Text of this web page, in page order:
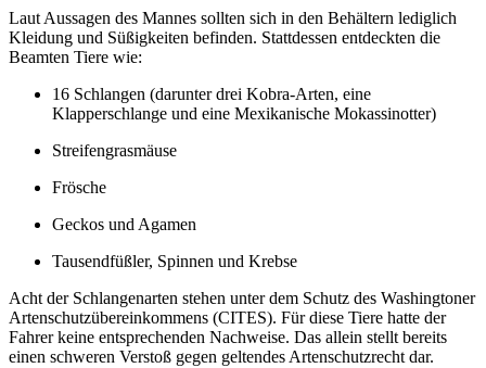
Laut Aussagen des Mannes sollten sich in den Behältern lediglich
Kleidung und Süßigkeiten befinden. Stattdessen entdeckten die
Beamten Tiere wie:
16 Schlangen (darunter drei Kobra-Arten, eine
Klapperschlange und eine Mexikanische Mokassinotter)
Streifengrasmäuse
Frösche
Geckos und Agamen
Tausendfüßler, Spinnen und Krebse
Acht der Schlangenarten stehen unter dem Schutz des Washingtoner
Artenschutzübereinkommens (CITES). Für diese Tiere hatte der
Fahrer keine entsprechenden Nachweise. Das allein stellt bereits
einen schweren Verstoß gegen geltendes Artenschutzrecht dar.